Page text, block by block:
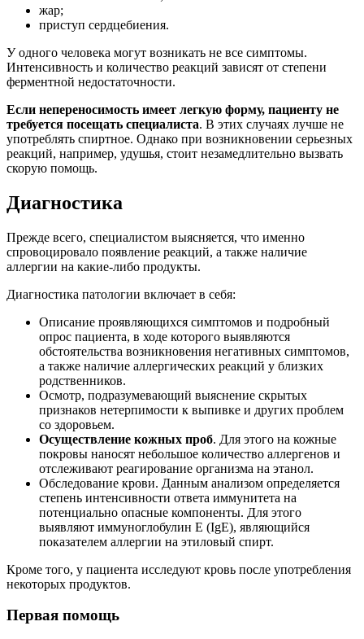
жар;
приступ сердцебиения.
У одного человека могут возникать не все симптомы.
Интенсивность и количество реакций зависят от степени
ферментной недостаточности.
Если непереносимость имеет легкую форму, пациенту не
требуется посещать специалиста. В этих случаях лучше не
употреблять спиртное. Однако при возникновении серьезных
реакций, например, удушья, стоит незамедлительно вызвать
скорую помощь.
Диагностика
Прежде всего, специалистом выясняется, что именно
спровоцировало появление реакций, а также наличие
аллергии на какие-либо продукты.
Диагностика патологии включает в себя:
Описание проявляющихся симптомов и подробный
опрос пациента, в ходе которого выявляются
обстоятельства возникновения негативных симптомов,
а также наличие аллергических реакций у близких
родственников.
Осмотр, подразумевающий выяснение скрытых
признаков нетерпимости к выпивке и других проблем
со здоровьем.
Осуществление кожных проб. Для этого на кожные
покровы наносят небольшое количество аллергенов и
отслеживают реагирование организма на этанол.
Обследование крови. Данным анализом определяется
степень интенсивности ответа иммунитета на
потенциально опасные компоненты. Для этого
выявляют иммуноглобулин Е (IgE), являющийся
показателем аллергии на этиловый спирт.
Кроме того, у пациента исследуют кровь после употребления
некоторых продуктов.
Первая помощь